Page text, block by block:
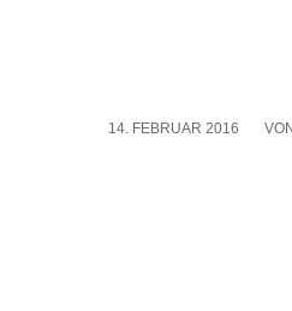
14. FEBRUAR 2016
/ VON